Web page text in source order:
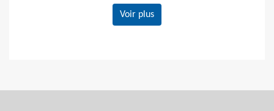
Voir plus